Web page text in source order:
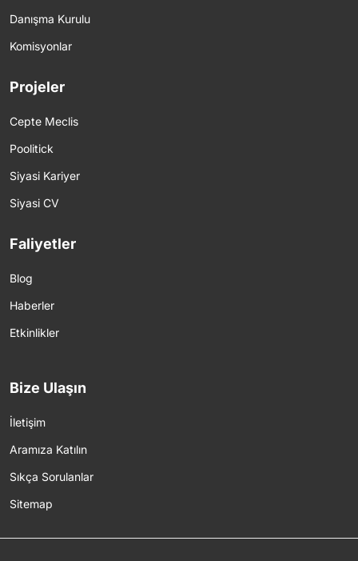
Danışma Kurulu
Komisyonlar
Projeler
Cepte Meclis
Poolitick
Siyasi Kariyer
Siyasi CV
Faliyetler
Blog
Haberler
Etkinlikler
Bize Ulaşın
İletişim
Aramıza Katılın
Sıkça Sorulanlar
Sitemap